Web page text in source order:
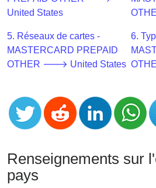
Banks
Credit
Card
Validator
Card
Generator
Card
Generator
United States
5. Réseaux de cartes -
MASTERCARD PREPAID
OTHER 🡒 United States
6.
Renseignements sur
pays